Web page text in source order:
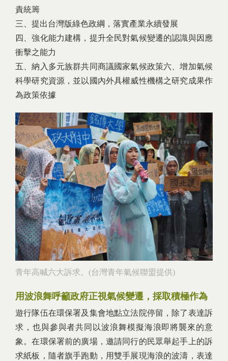
責統籌
三、提出台灣版綠色政綱，落實產業永續發展
四、強化能力建構，提升全民對氣候變遷的認識與因應
衝擊之能力
五、納入多元族群共同商議國家氣候政策六、增加氣候
科學研究資源，並以國內外具權威性機構之研究成果作
為政策依據
青年高喊六大訴求。(台灣青年氣候聯盟提供)
用波浪舞呼籲政府正視氣候變遷，採取積極作為
遊行隊伍在環保署及集會地點立法院停留，除了表達訴
求，也與參與者共同以波浪舞模擬海浪即將襲來的意
象。在環保署前的廣場，邀請同行的民眾舉起手上的訴
求紙板，隨者旗手跑動，用雙手展現海浪的波濤，表達